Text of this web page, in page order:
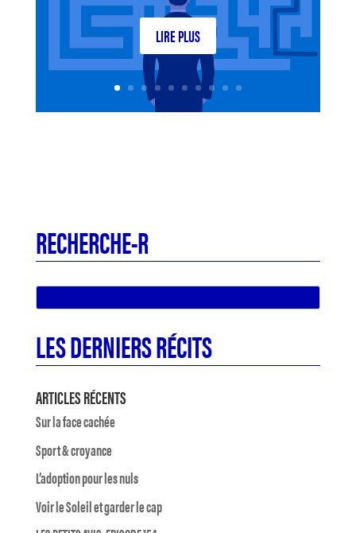
LIRE PLUS
RECHERCHE-R
LES DERNIERS RÉCITS
ARTICLES RÉCENTS
Sur la face cachée
Sport & croyance
L’adoption pour les nuls
Voir le Soleil et garder le cap